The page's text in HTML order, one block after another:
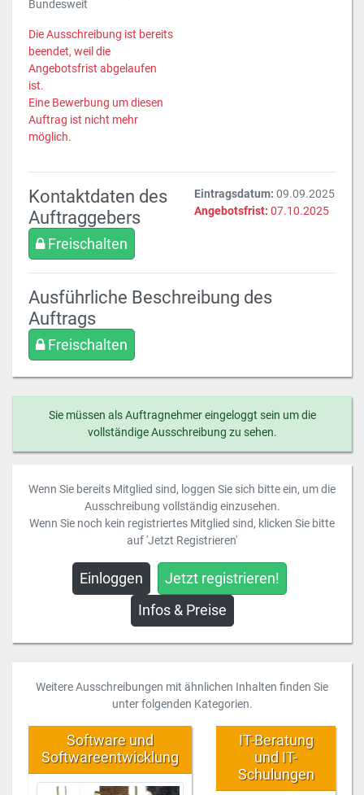
Bundesweit
Die Ausschreibung ist bereits
beendet, weil die
Angebotsfrist abgelaufen
ist.
Eine Bewerbung um diesen
Auftrag ist nicht mehr
möglich.
Kontaktdaten des
Auftraggebers
Freischalten
Eintragsdatum: 09.09.2025
Angebotsfrist: 07.10.2025
Ausführliche Beschreibung des
Auftrags
Freischalten
Sie müssen als Auftragnehmer eingeloggt sein um die
vollständige Ausschreibung zu sehen.
Wenn Sie bereits Mitglied sind, loggen Sie sich bitte ein, um die
Ausschreibung vollständig einzusehen.
Wenn Sie noch kein registriertes Mitglied sind, klicken Sie bitte
auf 'Jetzt Registrieren'
Einloggen
Jetzt registrieren!
Infos & Preise
Weitere Ausschreibungen mit ähnlichen Inhalten finden Sie
unter folgenden Kategorien.
Software und
Softwareentwicklung
IT-Beratung
und IT-
Schulungen